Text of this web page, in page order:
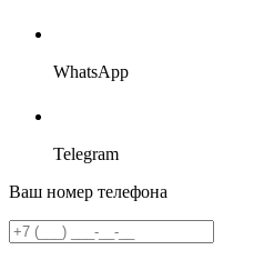
WhatsApp
Telegram
Ваш номер телефона